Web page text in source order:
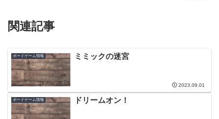
関連記事
ボードゲーム情報 ミミックの迷宮
2023.09.01
ボードゲーム情報 ドリームオン！